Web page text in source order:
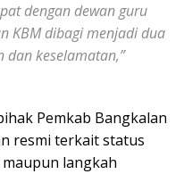
dengan dewan guru
KBM dibagi menjadi dua
dan keselamatan,”
Pemkab Bangkalan
resmi terkait status
langkah